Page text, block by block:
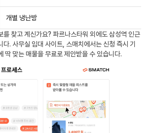
개별 냉난방
를 찾고 계신가요? 파르나스타워 외에도 삼성역 인근
다. 사무실 임대 사이트, 스매치에서는 신청 즉시 기
딱 맞는 매물을 무료로 제안받을 수 있습니다.